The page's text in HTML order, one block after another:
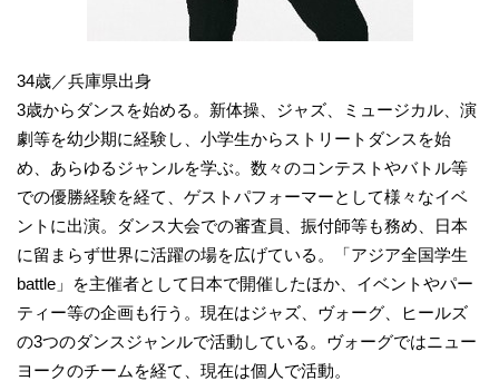
34歳／兵庫県出身
3歳からダンスを始める。新体操、ジャズ、ミュージカル、演
劇等を幼少期に経験し、小学生からストリートダンスを始
め、あらゆるジャンルを学ぶ。数々のコンテストやバトル等
での優勝経験を経て、ゲストパフォーマーとして様々なイベ
ントに出演。ダンス大会での審査員、振付師等も務め、日本
に留まらず世界に活躍の場を広げている。「アジア全国学生
battle」を主催者として日本で開催したほか、イベントやパー
ティー等の企画も行う。現在はジャズ、ヴォーグ、ヒールズ
の3つのダンスジャンルで活動している。ヴォーグではニュー
ヨークのチームを経て、現在は個人で活動。